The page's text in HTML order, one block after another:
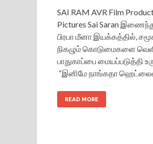
SAI RAM AVR Film
Pictures Sai Saran
பிரபா மீனா இயக்கத்தில்,
நிகழும் கொடுமைகளை
பாதுகாப்பை மையப்படுத்தி
“இனிமே நாங்கதா
READ MORE